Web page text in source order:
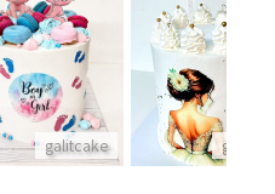
galitcake
galitcake